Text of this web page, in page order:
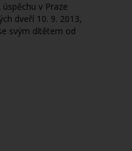
v Praze
dveří 10. 9. 2013,
svým dítětem od